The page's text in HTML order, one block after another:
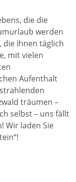
die die
werden
die Ihnen täglich
mit vielen
Aufenthalt
träumen –
selbst – uns fällt
Wir laden Sie